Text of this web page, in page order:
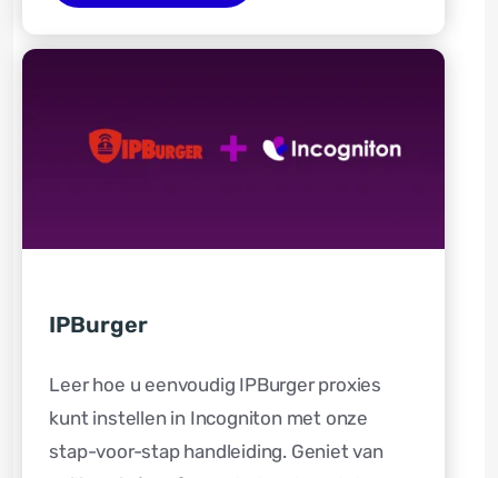
IPBurger
Leer hoe u eenvoudig IPBurger proxies
kunt instellen in Incogniton met onze
stap-voor-stap handleiding. Geniet van